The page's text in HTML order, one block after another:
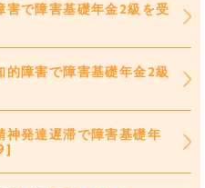
害で障害基礎年金2級を受
的障害で障害基礎年金2級
神発達遅滞で障害基礎年